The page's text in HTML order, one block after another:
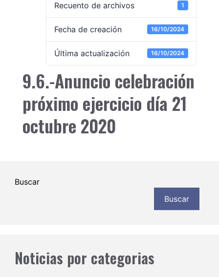
Recuento de archivos 1
Fecha de creación 16/10/2024
Última actualización 16/10/2024
9.6.-Anuncio celebración
próximo ejercicio día 21
octubre 2020
Buscar
Buscar
Noticias por categorias